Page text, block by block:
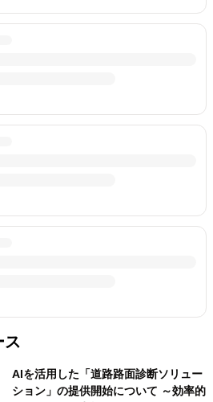
ス
AIを活用した「道路路面診断ソリュー
ション」の提供開始について ～効率的